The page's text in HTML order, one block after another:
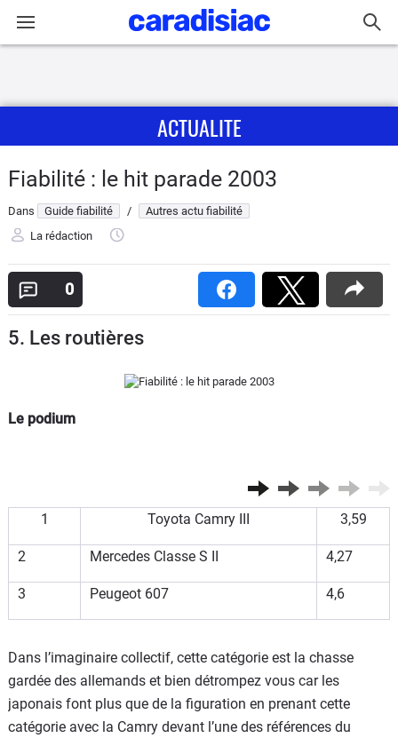
Actu
Essais
Guide
d'achat
Electriques
Flottes
Moto
Marques
ACTUALITE
Fiabilité : le hit parade 2003
Dans Guide fiabilité /
Autres actu fiabilité
La rédaction
0
5. Les routières
Le podium
1 Toyota Camry III 3,59
2 Mercedes Classe S II 4,27
3 Peugeot 607 4,6
Dans l’imaginaire collectif, cette catégorie est la chasse
gardée des allemands et bien détrompez vous car les
japonais font plus que de la figuration en prenant cette
catégorie avec la Camry devant l’une des références du